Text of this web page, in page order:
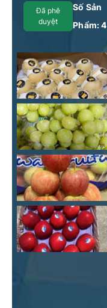
Liệt, quận Hoàng Mai,
thành phố Hà Nội
Đã phê
duyệt
Số Sản
Phẩm:4